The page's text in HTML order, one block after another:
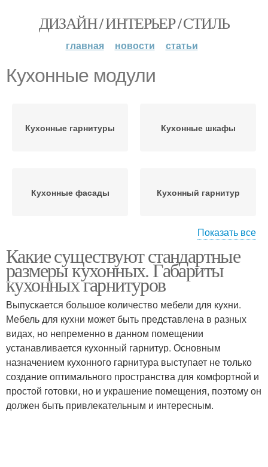
ДИЗАЙН / ИНТЕРЬЕР / СТИЛЬ
главная новости статьи
Кухонные модули
Кухонные гарнитуры Кухонные шкафы
Кухонные фасады Кухонный гарнитур
Кухонная мебель
Показать все
Какие существуют стандартные
размеры кухонных. Габариты
кухонных гарнитуров
Выпускается большое количество мебели для кухни.
Мебель для кухни может быть представлена в разных
видах, но непременно в данном помещении
устанавливается кухонный гарнитур. Основным
назначением кухонного гарнитура выступает не только
создание оптимального пространства для комфортной и
простой готовки, но и украшение помещения, поэтому он
должен быть привлекательным и интересным.